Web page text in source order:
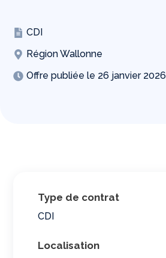
CDI
Région Wallonne
Offre publiée le 26 janvier 2026
Type de contrat
CDI
Localisation